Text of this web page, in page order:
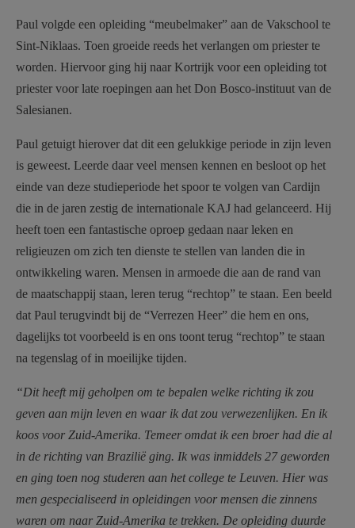
Paul volgde een opleiding “meubelmaker” aan de Vakschool te
Sint-Niklaas. Toen groeide reeds het verlangen om priester te
worden. Hiervoor ging hij naar Kortrijk voor een opleiding tot
priester voor late roepingen aan het Don Bosco-instituut van de
Salesianen.
Paul getuigt hierover dat dit een gelukkige periode in zijn leven
is geweest. Leerde daar veel mensen kennen en besloot op het
einde van deze studieperiode het spoor te volgen van Cardijn
die in de jaren zestig de internationale KAJ had gelanceerd. Hij
heeft toen een fantastische oproep gedaan naar leken en
religieuzen om zich ten dienste te stellen van landen die in
ontwikkeling waren. Mensen in armoede die aan de rand van
de maatschappij staan, leren terug “rechtop” te staan. Een beeld
dat Paul terugvindt bij de “Verrezen Heer” die hem en ons,
dagelijks tot voorbeeld is en ons toont terug “rechtop” te staan
na tegenslag of in moeilijke tijden.
“Dit heeft mij geholpen om te bepalen welke richting ik zou
geven aan mijn leven en waar ik dat zou verwezenlijken. En ik
koos voor Zuid-Amerika. Temeer omdat ik een broer had die al
in de richting van Brazilië ging. Ik was inmiddels 27 geworden
en ging toen nog studeren aan het college te Leuven. Hier was
men gespecialiseerd in opleidingen voor mensen die zinnens
waren om naar Zuid-Amerika te trekken. De opleiding duurde